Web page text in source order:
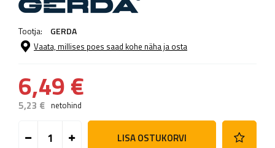
Tootja: GERDA
Vaata, millises poes saad kohe näha ja osta
6,49 €
5,23 € netohind
LISA OSTUKORVI